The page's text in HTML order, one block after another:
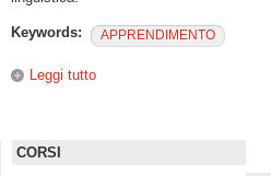
Keywords: APPRENDIMENTO
Leggi tutto
CORSI